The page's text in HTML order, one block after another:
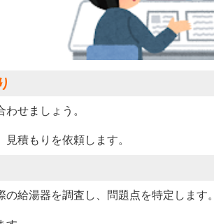
せましょう。
積もりを依頼します。
給湯器を調査し、問題点を特定します。